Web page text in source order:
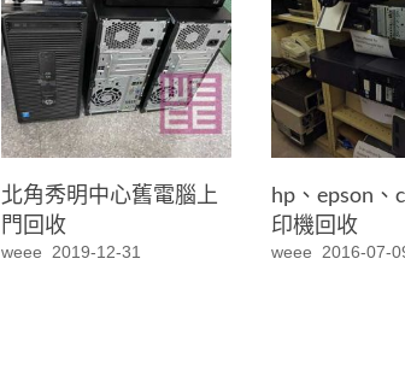
北角秀明中心舊電腦上
門回收
weee 2019-12-31
hp、epson、
印機回收
weee 2016-07-